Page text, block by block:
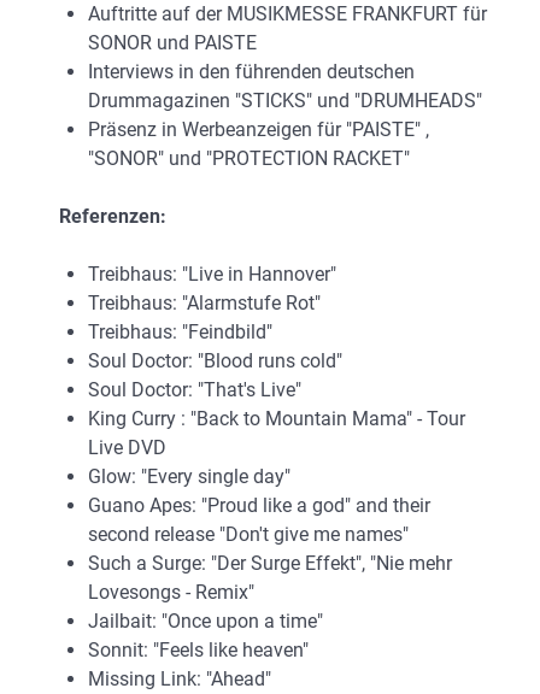
Auftritte auf der MUSIKMESSE FRANKFURT für
SONOR und PAISTE
Interviews in den führenden deutschen
Drummagazinen "STICKS" und "DRUMHEADS"
Präsenz in Werbeanzeigen für "PAISTE" ,
"SONOR" und "PROTECTION RACKET"
Referenzen:
Treibhaus: "Live in Hannover"
Treibhaus: "Alarmstufe Rot"
Treibhaus: "Feindbild"
Soul Doctor: "Blood runs cold"
Soul Doctor: "That's Live"
King Curry : "Back to Mountain Mama" - Tour
Live DVD
Glow: "Every single day"
Guano Apes: "Proud like a god" and their
second release "Don't give me names"
Such a Surge: "Der Surge Effekt", "Nie mehr
Lovesongs - Remix"
Jailbait: "Once upon a time"
Sonnit: "Feels like heaven"
Missing Link: "Ahead"